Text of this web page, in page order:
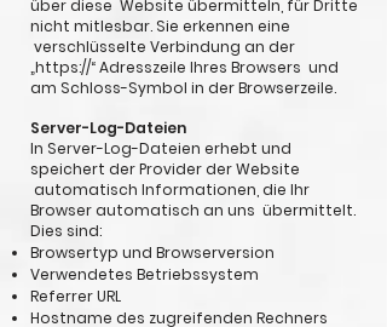
über diese Website übermitteln, für Dritte
nicht mitlesbar. Sie erkennen eine
verschlüsselte Verbindung an der
„https://“ Adresszeile Ihres Browsers und
am Schloss-Symbol in der Browserzeile.
Server-Log-Dateien
In Server-Log-Dateien erhebt und
speichert der Provider der Website
automatisch Informationen, die Ihr
Browser automatisch an uns übermittelt.
Dies sind:
Browsertyp und Browserversion
Verwendetes Betriebssystem
Referrer URL
Hostname des zugreifenden Rechners